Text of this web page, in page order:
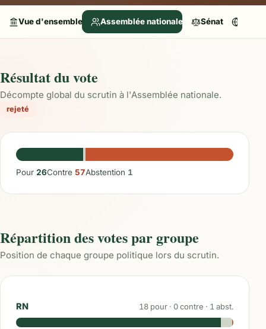
Vue d'ensemble Assemblée nationale Sénat
Résultat du vote
Décompte global du scrutin à l'Assemblée nationale.
rejeté
Pour 26Contre 57Abstention 1
Répartition des votes par groupe
Position de chaque groupe politique lors du scrutin.
RN 18 pour · 0contre · 1 abst.